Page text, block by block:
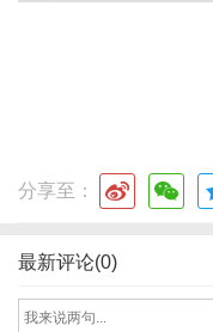
分享至：
最新评论(0)